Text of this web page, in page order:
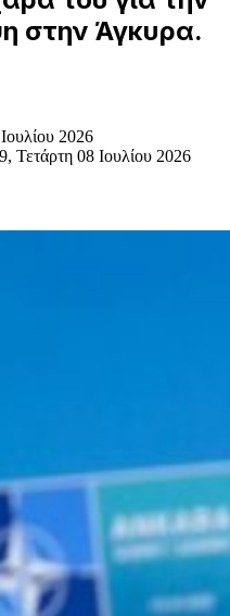
στην Άγκυρα.
2026
Τετάρτη 08 Ιουλίου 2026